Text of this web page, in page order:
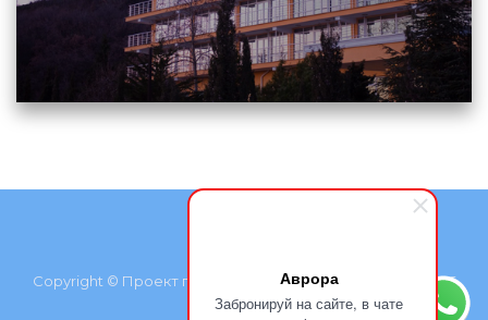
Аврора
Забронируй на сайте, в чате
Copyright © Проект группы компаний «Курортмакс», 2026